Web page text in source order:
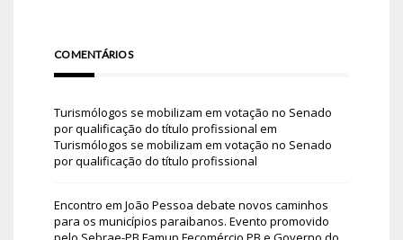
COMENTÁRIOS
Turismólogos se mobilizam em votação no Senado
por qualificação do título profissional em
Turismólogos se mobilizam em votação no Senado
por qualificação do título profissional
Encontro em João Pessoa debate novos caminhos
para os municípios paraibanos. Evento promovido